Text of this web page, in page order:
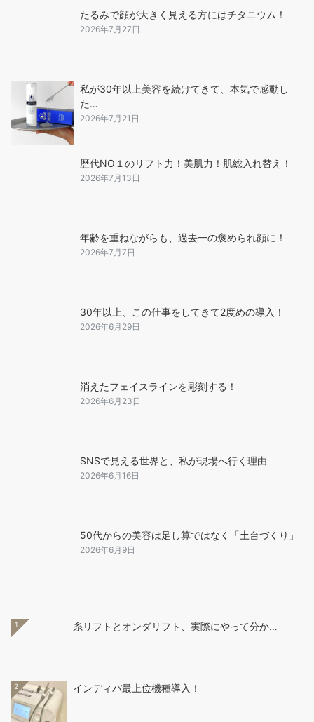
たるみで顔が大きく見える方にはチタニウム！
2026年7月27日
私が30年以上美容を続けてきて、本気で感動し
た…
2026年7月21日
歴代NO１のリフト力！美肌力！肌総入れ替え！
2026年7月13日
年齢を重ねながらも、過去一の褒められ顔に！
2026年7月7日
30年以上、この仕事をしてきて2度めの導入！
2026年6月29日
消えたフェイスラインを彫刻する！
2026年6月23日
SNSで見える世界と、私が現場へ行く理由
2026年6月16日
50代からの美容は足し算ではなく「土台づくり」
2026年6月9日
1 糸リフトとオンダリフト、実際にやって分か…
2 インディバ最上位機種導入！